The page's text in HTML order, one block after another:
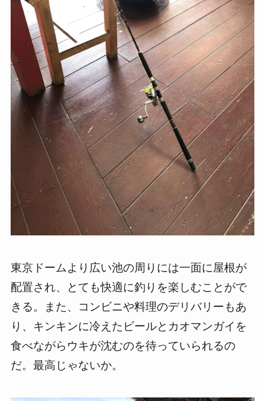
東京ドームより広い池の周りには一面に屋根が
配置され、とても快適に釣りを楽しむことがで
きる。また、コンビニや料理のデリバリーもあ
り、キンキンに冷えたビールとカオマンガイを
食べながらウキが沈むのを待っていられるの
だ。最高じゃないか。